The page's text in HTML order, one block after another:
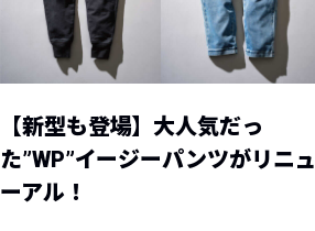
【新型も登場】大人気だっ
た”WP”イージーパンツがリニュ
ーアル！